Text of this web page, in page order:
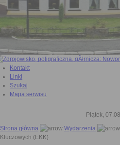
Kontakt
Linki
Szukaj
Mapa serwisu
Piątek,
Strona główna
Wydarzenia
Kluczowych (EKK)